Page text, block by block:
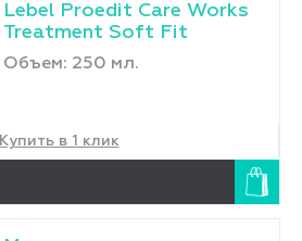
Lebel Proedit Care Works
Treatment Soft Fit
Объем: 250 мл.
Купить в 1 клик